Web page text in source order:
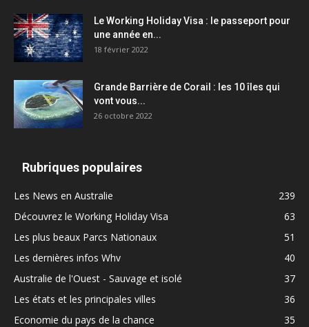
Le Working Holiday Visa : le passeport pour
une année en...
18 février 2022
Grande Barrière de Corail : les 10 îles qui
vont vous...
26 octobre 2022
Rubriques populaires
Les News en Australie
239
Découvrez le Working Holiday Visa
63
Les plus beaux Parcs Nationaux
51
Les dernières infos Whv
40
Australie de l'Ouest - Sauvage et isolé
37
Les états et les principales villes
36
Economie du pays de la chance
35